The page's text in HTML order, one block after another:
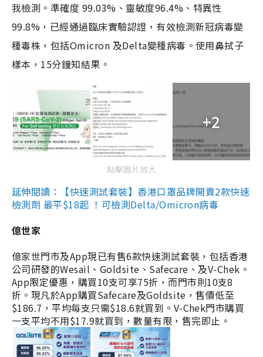
我檢測。準確度 99.03%、靈敏度96.4%、特異性
99.8%，已經通過臨床實驗認證，有效檢測新冠病毒變
種毒株，包括Omicron 及Delta變種病毒。使用鼻拭子
樣本，15分鐘知結果。
+2
點擊圖片放大
延伸閱讀：【快速測試套裝】香港口罩品牌開賣2款快速
檢測劑 最平$18起 ！可檢測Delta/Omicron病毒
億世家
億家世門市及App現已有售6款快速測試套裝，包括香港
公司研發的Wesail、Goldsite、Safecare、及V-Chek。
App限定優惠，購買10支可享75折，而門市則10支8
折。現凡於App購買Safecare及Goldsite，售價低至
$186.7，平均每支只需$18.6就買到。V-Chek門市購買
一支平均不用$17.9就買到，數量有限，售完即止。